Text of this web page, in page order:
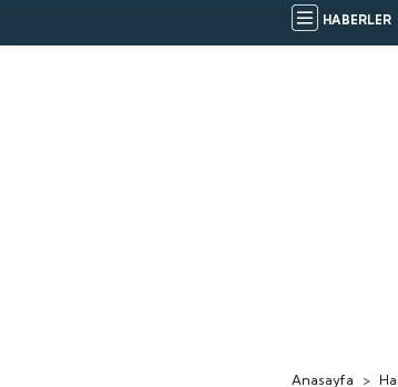
HABERLER
Anasayfa >